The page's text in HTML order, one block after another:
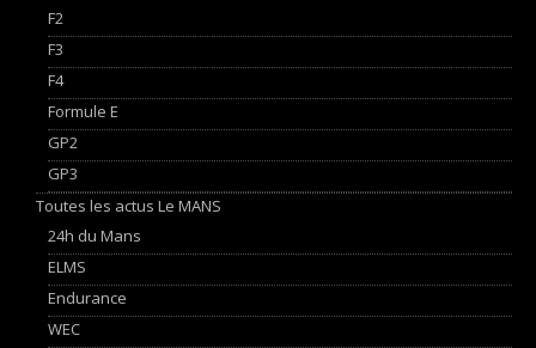
F2
F3
F4
Formule E
GP2
GP3
Toutes les actus Le MANS
24h du Mans
ELMS
Endurance
WEC